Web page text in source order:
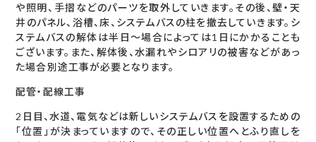
や照明、手摺などのパーツを取外していきます。その後、壁・天
井のパネル、浴槽、床、システムバスの柱を撤去していきます。シ
ステムバスの解体は半日～場合によっては1日にかかることも
ございます。また、解体後、水漏れやシロアリの被害などがあっ
た場合別途工事が必要となります。
配管・配線工事
2日目、水道、電気などは新しいシステムバスを設置するための
「位置」が決まっていますので、その正しい位置へとふり直しを